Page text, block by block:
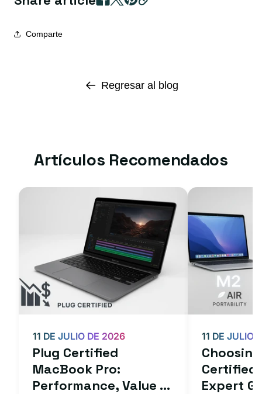
Comparte
Regresar al blog
Artículos Recomendados
Plug Certified
MacBook Pro:
Performance, Value ...
11 DE JULIO DE 2026
Certified
Expert
11 DE JULIO